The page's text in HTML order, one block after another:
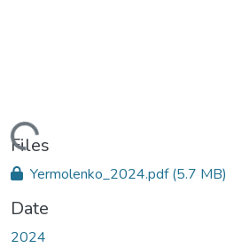
Loading...
Files
Yermolenko_2024.pdf(5.7 MB)
Date
2024